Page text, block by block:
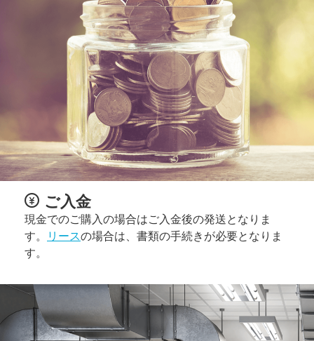
ご入金
現金でのご購入の場合はご入金後の発送となりま
す。
リースの場合は、書類の手続きが必要となりま
す。